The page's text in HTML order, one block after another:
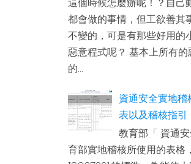
都會做的事情，但工欲善其
不變的，可是有那些好用的
惡意程式呢？ 基本上所有
的...
資通安全實地稽
表以及稽核指引
教育部「 資通
育部實地稽核所使用的表格